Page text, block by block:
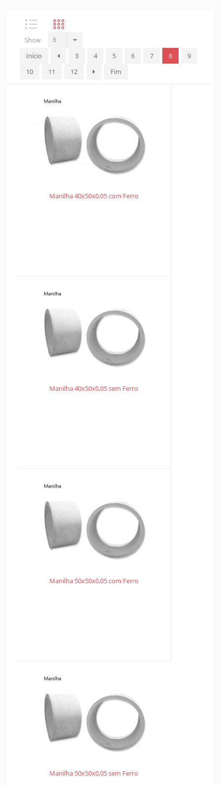
Show
Início
3 4 5 6 7 8
9
10
11 12 Fim
Manilha 40x50x0,05 com Ferro
Manilha 40x50x0,05 sem Ferro
Manilha 50x50x0,05 com Ferro
Manilha 50x50x0,05 sem Ferro